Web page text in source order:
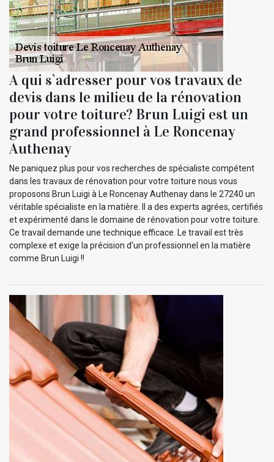
A qui s`adresser pour vos travaux de
devis dans le milieu de la rénovation
pour votre toiture? Brun Luigi est un
grand professionnel à Le Roncenay
Authenay
Ne paniquez plus pour vos recherches de spécialiste compétent
dans les travaux de rénovation pour votre toiture nous vous
proposons Brun Luigi à Le Roncenay Authenay dans le 27240 un
véritable spécialiste en la matière. Il a des experts agrées, certifiés
et expérimenté dans le domaine de rénovation pour votre toiture.
Ce travail demande une technique efficace. Le travail est très
complexe et exige la précision d’un professionnel en la matière
comme Brun Luigi !!